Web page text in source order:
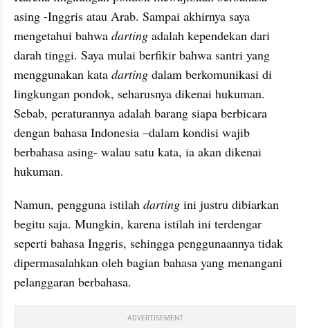
asing -Inggris atau Arab. Sampai akhirnya saya
mengetahui bahwa darting adalah kependekan dari
darah tinggi. Saya mulai berfikir bahwa santri yang
menggunakan kata darting dalam berkomunikasi di
lingkungan pondok, seharusnya dikenai hukuman.
Sebab, peraturannya adalah barang siapa berbicara
dengan bahasa Indonesia –dalam kondisi wajib
berbahasa asing- walau satu kata, ia akan dikenai
hukuman.
Namun, pengguna istilah darting ini justru dibiarkan
begitu saja. Mungkin, karena istilah ini terdengar
seperti bahasa Inggris, sehingga penggunaannya tidak
dipermasalahkan oleh bagian bahasa yang menangani
pelanggaran berbahasa.
ADVERTISEMENT